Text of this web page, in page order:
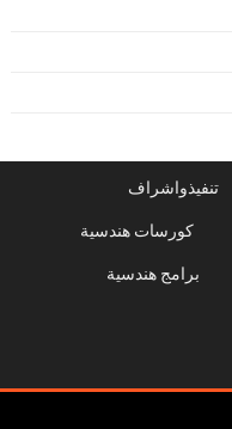
تنفيذواشراف
كورسات هندسية
برامج هندسية